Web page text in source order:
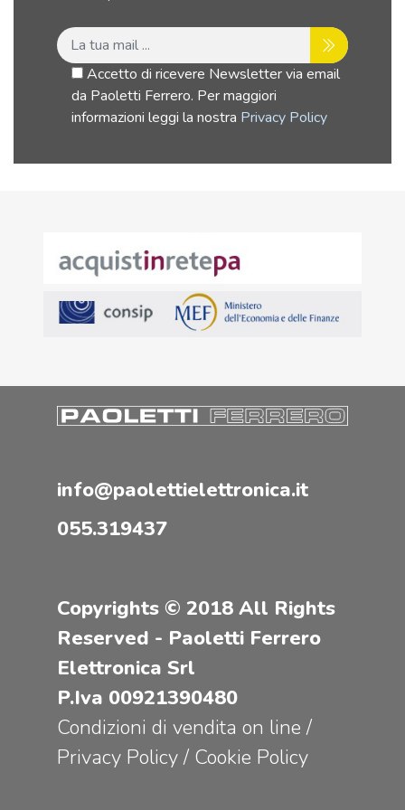
Accetto di ricevere Newsletter via email
da Paoletti Ferrero. Per maggiori
informazioni leggi la nostra Privacy Policy
info@paolettielettronica.it
055.319437
Copyrights © 2018 All Rights
Reserved - Paoletti Ferrero
Elettronica Srl
P.Iva 00921390480
Condizioni di vendita on line /
Privacy Policy/ Cookie Policy